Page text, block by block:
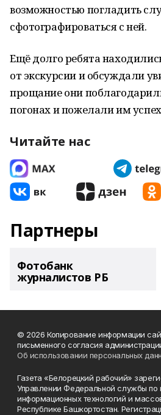
возможностью погладить
сфотографироваться с ней.
Ещё долго ребята
от экскурсии и обсуждали
прощание они
погонах и пожелали им
Читайте нас
Партнеры
Фотобанк
журналистов РБ
© 2026 Копирование информации
письменного согласия
Об использовании персональных
Газета «Белорецкий рабочий»
Управлении Федеральной службы по
информационных технологий и
Республике Башкортостан.